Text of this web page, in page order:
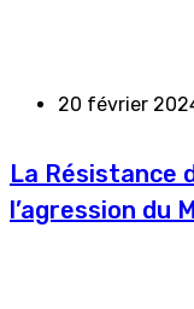
20 février
La Résistance
l’agression du